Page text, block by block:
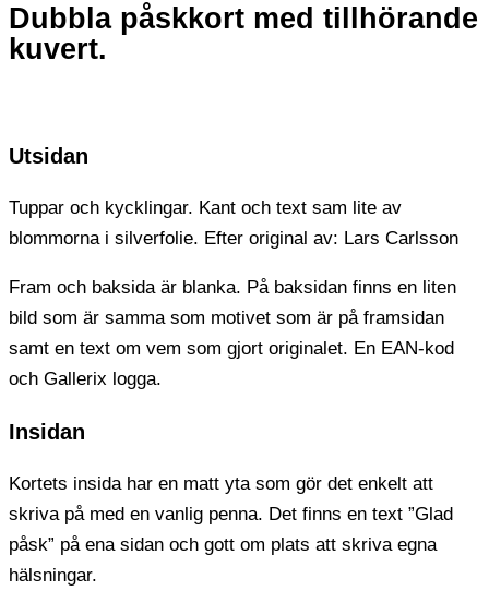
Dubbla påskkort med tillhörande
kuvert.
Utsidan
Tuppar och kycklingar. Kant och text sam lite av
blommorna i silverfolie. Efter original av: Lars Carlsson
Fram och baksida är blanka. På baksidan finns en liten
bild som är samma som motivet som är på framsidan
samt en text om vem som gjort originalet. En EAN-kod
och Gallerix logga.
Insidan
Kortets insida har en matt yta som gör det enkelt att
skriva på med en vanlig penna. Det finns en text ”Glad
påsk” på ena sidan och gott om plats att skriva egna
hälsningar.